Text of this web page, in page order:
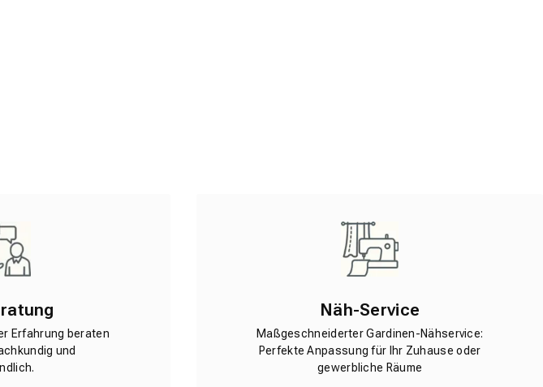
Erfahrung beraten
und
Näh-Service
Maßgeschneiderter Gardinen-Nähservice:
Perfekte Anpassung für Ihr Zuhause oder
gewerbliche Räume